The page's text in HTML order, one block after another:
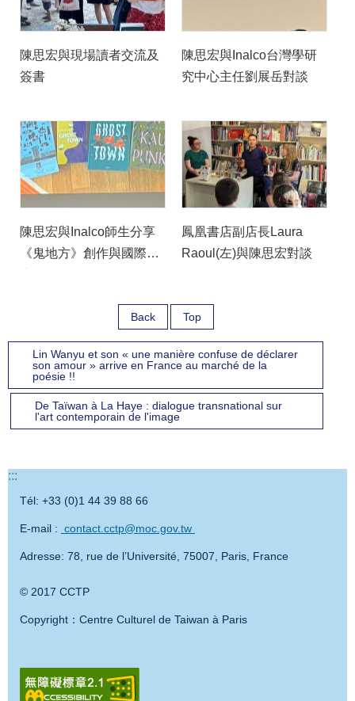
陳思宏與現場讀者交流及
簽書
陳思宏與Inalco台灣學研
究中心主任劉展岳對談
陳思宏與Inalco師生分享
《鬼地方》創作與國際推
鳳凰書店副店長Laura
Raoul(左)與陳思宏對談
Back Top
Lin Wanyu et son « une manière confuse de déclarer
son amour » arrive en France au marché de la
poésie !!
De Taïwan à La Haye : dialogue transnational sur
l'art contemporain de l'image
:::
Tél: +33 (0)1 44 39 88 66
E-mail : contact.cctp@moc.gov.tw
Adresse: 78, rue de l’Université, 75007, Paris, France
© 2017 CCTP
Copyright：Centre Culturel de Taiwan à Paris